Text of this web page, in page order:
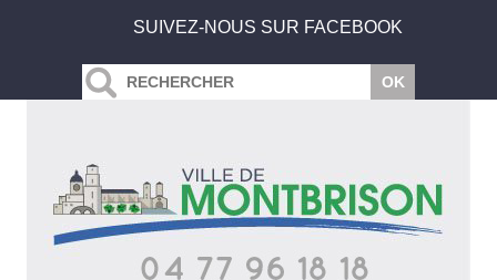
SUIVEZ-NOUS SUR FACEBOOK